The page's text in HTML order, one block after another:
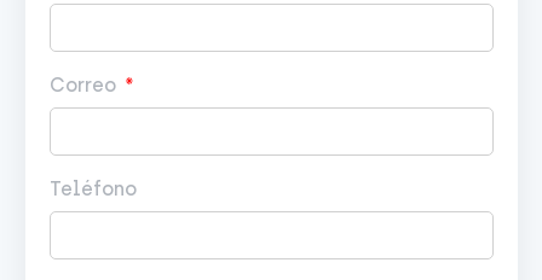
Correo
Teléfono